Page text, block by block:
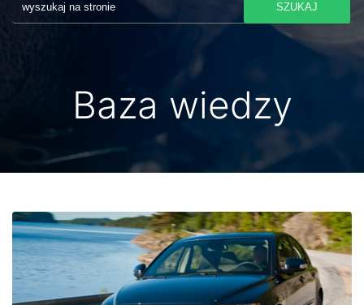
SZUKAJ
Baza wiedzy